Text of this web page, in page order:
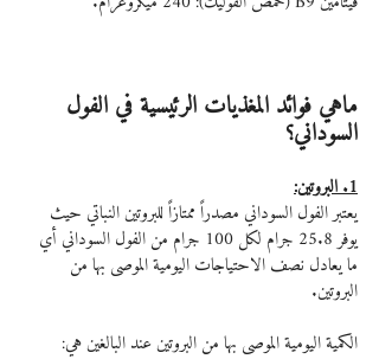
ماهي فوائد المغذيات الرئيسية في الفول
السوداني؟
1. البروتين:
يعتبر الفول السوداني مصدراً ممتازاً للبروتين النباتي حيث
يوفر 25.8 جرام لكل 100 جرام من الفول السوداني أي
ما يعادل نصف الاحتياجات اليومية الموصى بها من
البروتين.
الكمية اليومية الموصى بها من البروتين عند البالغين هي: